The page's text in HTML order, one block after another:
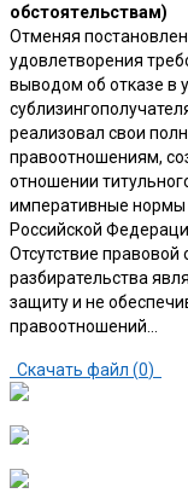
обстоятельствам)
Отменяя
удовлетворения
выводом об отказе в
реализовал свои
правоотношениям,
отношении
императивные нормы
Российской
Отсутствие правовой
разбирательства
защиту и не
правоотношений…
Скачать файл (0)